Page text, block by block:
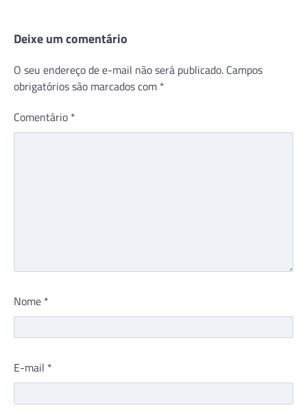
Deixe um comentário
O seu endereço de e-mail não será publicado. Campos
obrigatórios são marcados com *
Comentário *
Nome *
E-mail *